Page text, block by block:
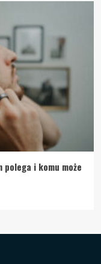
polega i komu może